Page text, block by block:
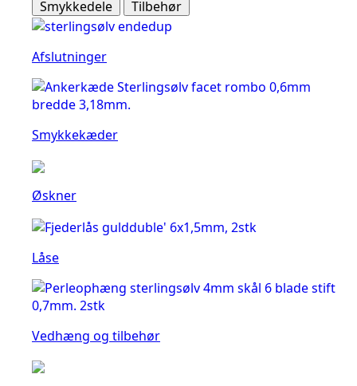
Smykkedele Tilbehør
Afslutninger
Smykkekæder
Øskner
Låse
Vedhæng og tilbehør